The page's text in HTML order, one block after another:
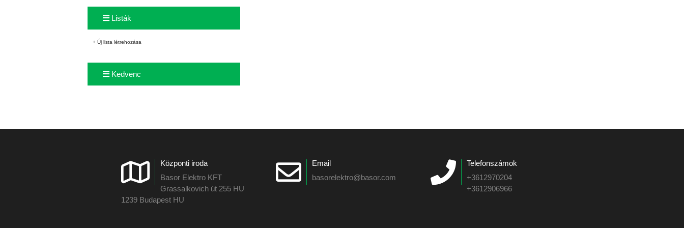
Listák
+ Új lista létrehozása
Kedvenc
Központi iroda
Basor Elektro KFT
Grassalkovich út 255 HU
1239 Budapest HU
Email
basorelektro@basor.com
Telefonszámok
+3612970204
+3612906966